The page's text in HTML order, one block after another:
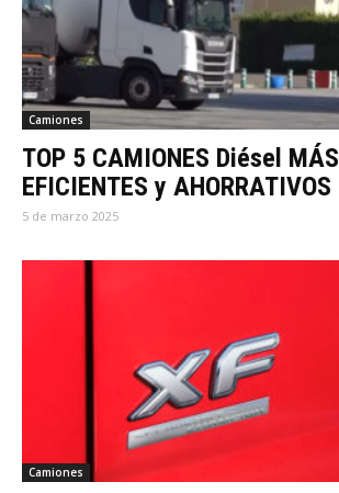
Camiones
TOP 5 CAMIONES Diésel MÁS
EFICIENTES y AHORRATIVOS
5 de marzo 2025
Camiones